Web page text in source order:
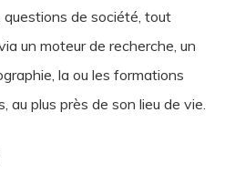
de société, tout
un moteur de recherche, un
la ou les formations
au plus près de son lieu de vie.